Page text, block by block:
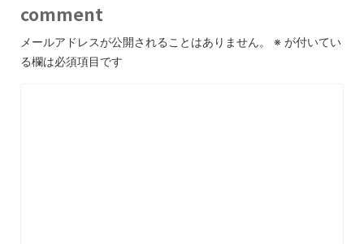
comment
メールアドレスが公開されることはありません。 ※ が付いてい
る欄は必須項目です